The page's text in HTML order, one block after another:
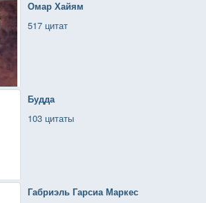
Омар Хайям
517 цитат
Будда
103 цитаты
Габриэль Гарсиа Маркес